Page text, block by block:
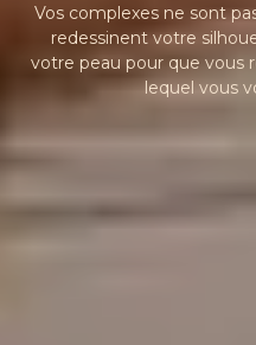
Vos complexes ne sont
redessinent votre
votre peau pour que vous
lequel vous